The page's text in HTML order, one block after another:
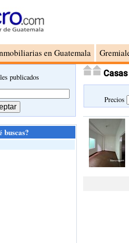
en Guatemala
Precios
publicados
buscas?